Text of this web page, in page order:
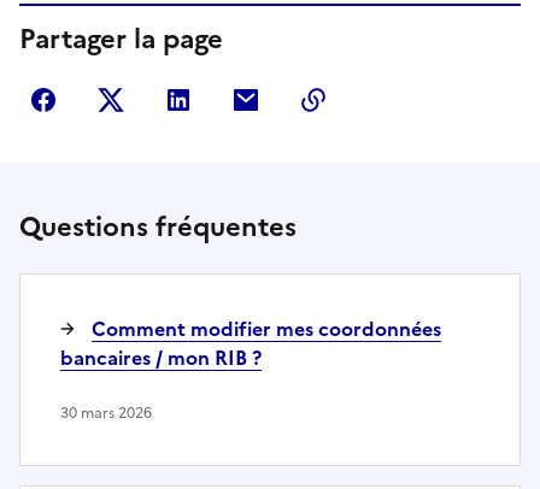
Partager la page
Partager sur Facebook
Partager sur Twitter
Partager sur LinkedIn
Partager par courriel
Questions fréquentes
Comment modifier mes coordonnées
bancaires / mon RIB ?
30 mars 2026